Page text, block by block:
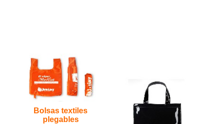
Bolsas textiles
plegables